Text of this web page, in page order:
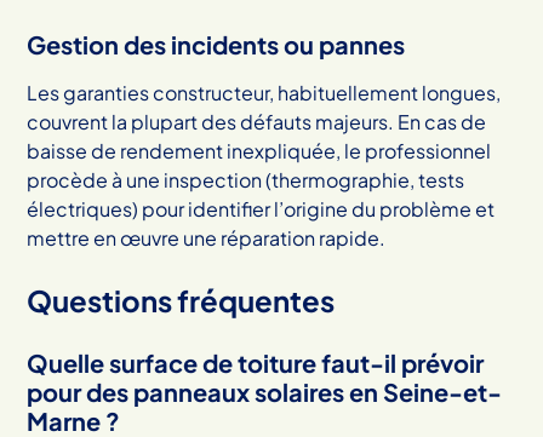
Gestion des incidents ou pannes
Les garanties constructeur, habituellement longues,
couvrent la plupart des défauts majeurs. En cas de
baisse de rendement inexpliquée, le professionnel
procède à une inspection (thermographie, tests
électriques) pour identifier l’origine du problème et
mettre en œuvre une réparation rapide.
Questions fréquentes
Quelle surface de toiture faut-il prévoir
pour des panneaux solaires en Seine-et-
Marne ?